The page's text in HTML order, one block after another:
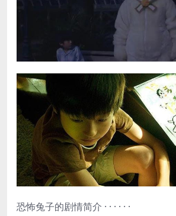
恐怖兔子的剧情简介 · · · · · ·